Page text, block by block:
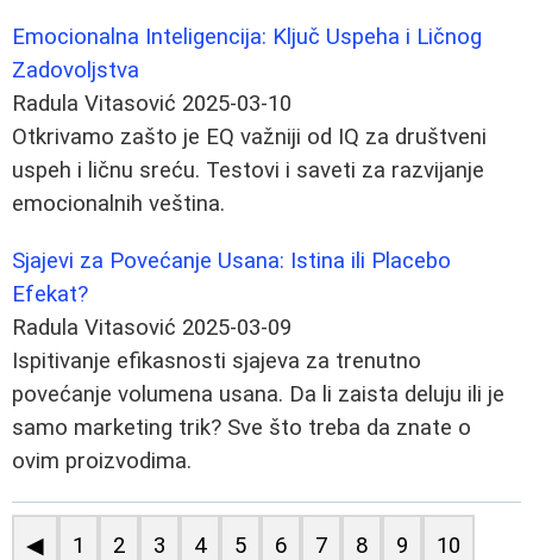
Emocionalna Inteligencija: Ključ Uspeha i Ličnog
Zadovoljstva
Radula Vitasović 2025-03-10
Otkrivamo zašto je EQ važniji od IQ za društveni
uspeh i ličnu sreću. Testovi i saveti za razvijanje
emocionalnih veština.
Sjajevi za Povećanje Usana: Istina ili Placebo
Efekat?
Radula Vitasović 2025-03-09
Ispitivanje efikasnosti sjajeva za trenutno
povećanje volumena usana. Da li zaista deluju ili je
samo marketing trik? Sve što treba da znate o
ovim proizvodima.
◀ 1 2 3 4 5 6 7 8 9 10